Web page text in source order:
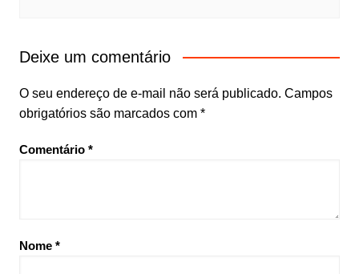
Deixe um comentário
O seu endereço de e-mail não será publicado. Campos
obrigatórios são marcados com *
Comentário *
Nome *